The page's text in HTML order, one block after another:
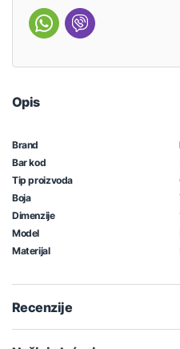
Opis
Brand
Bar kod
Tip proizvoda
Boja
Dimenzije
Model
Materijal
Recenzije